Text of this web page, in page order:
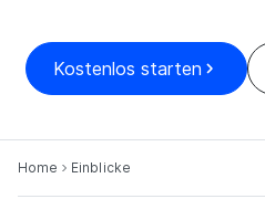
Kostenlos starten
Home Einblicke